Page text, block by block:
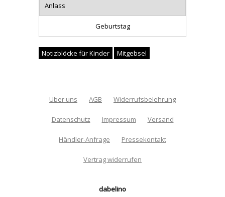
Anlass
Geburtstag
Notizblöcke für Kinder Mitgebsel
Über uns AGB Widerrufsbelehrung
Datenschutz Impressum Versand
Händler-Anfrage Pressekontakt
Vertrag widerrufen
dabelino